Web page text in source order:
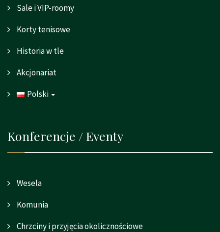
Sale i VIP-roomy
Korty tenisowe
Historia w tle
Akcjonariat
Polski
Konferencje / Eventy
Wesela
Komunia
Chrzciny i przyjęcia okolicznościowe